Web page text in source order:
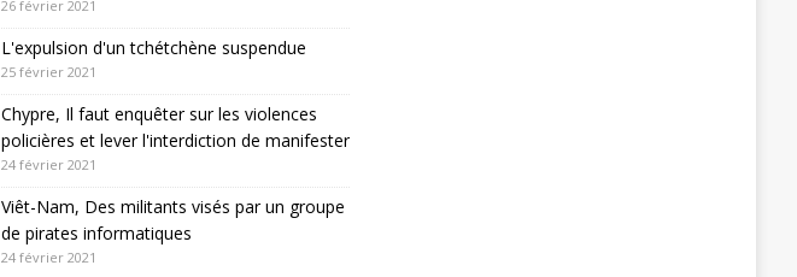
26 février 2021
L'expulsion d'un tchétchène suspendue
25 février 2021
Chypre, Il faut enquêter sur les violences
policières et lever l'interdiction de manifester
24 février 2021
Viêt-Nam, Des militants visés par un groupe
de pirates informatiques
24 février 2021